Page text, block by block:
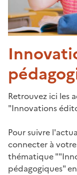
Retrouvez ici les
"Innovations
Pour suivre
connecter à
thématique
pédagogiques"